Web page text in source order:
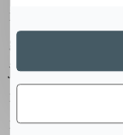
gestion des
journalistes
notamment
nous avons